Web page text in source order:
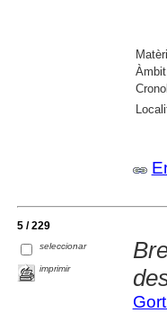
5 / 229
seleccionar
imprimir